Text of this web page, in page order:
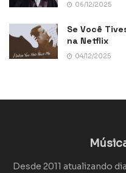
06/12/2025
Se Você
na Netflix
04/12/2025
Desde 2011 atualizando